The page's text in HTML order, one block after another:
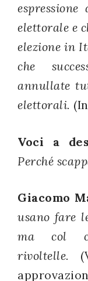
elettorale e
elezione in
che
annullate
elettorali.
Voci a
Perché
Giacomo
usano fare
ma col
rivoltelle.